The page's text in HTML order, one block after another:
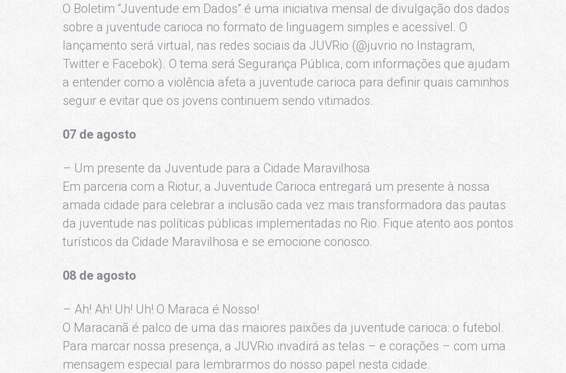
O Boletim “Juventude em Dados” é uma iniciativa mensal de divulgação dos dados
sobre a juventude carioca no formato de linguagem simples e acessível. O
lançamento será virtual, nas redes sociais da JUVRio (@juvrio no Instagram,
Twitter e Facebok). O tema será Segurança Pública, com informações que ajudam
a entender como a violência afeta a juventude carioca para definir quais caminhos
seguir e evitar que os jovens continuem sendo vitimados.
07 de agosto
– Um presente da Juventude para a Cidade Maravilhosa
Em parceria com a Riotur, a Juventude Carioca entregará um presente à nossa
amada cidade para celebrar a inclusão cada vez mais transformadora das pautas
da juventude nas políticas públicas implementadas no Rio. Fique atento aos pontos
turísticos da Cidade Maravilhosa e se emocione conosco.
08 de agosto
– Ah! Ah! Uh! Uh! O Maraca é Nosso!
O Maracanã é palco de uma das maiores paixões da juventude carioca: o futebol.
Para marcar nossa presença, a JUVRio invadirá as telas – e corações – com uma
mensagem especial para lembrarmos do nosso papel nesta cidade.